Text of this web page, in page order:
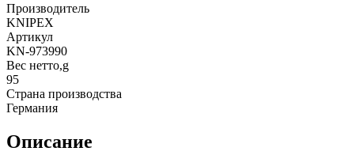
Производитель
KNIPEX
Артикул
KN-973990
Вес нетто,g
95
Страна производства
Германия
Описание